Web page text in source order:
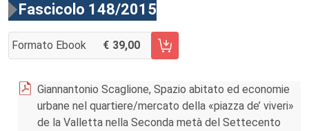
Fascicolo 148/2015
Formato Ebook 39,00
AGGIUNGI AL CARRELLO FASCICOLO 148/2015
Giannantonio Scaglione, Spazio abitato ed economie
urbane nel quartiere/mercato della «piazza de’ viveri»
de la Valletta nella Seconda metà del Settecento